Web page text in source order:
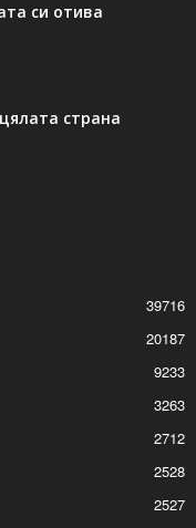
си отива
страна
39716
20187
9233
3263
2712
2528
2527